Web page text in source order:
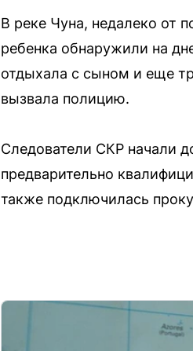
В реке Чуна, недалеко от
ребенка обнаружили на
отдыхала с сыном и еще
вызвала полицию.
Следователи СКР начали
предварительно
также подключилась